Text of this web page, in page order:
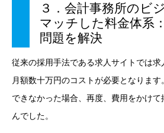
３．会計事務所のビ
マッチした料金体系
問題を解決
従来の採用手法である求人サイトでは求
月額数十万円のコストが必要となりま
できなかった場合、再度、費用をかけ
んでした。